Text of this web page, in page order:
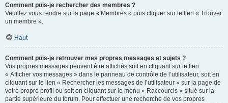
Comment puis-je rechercher des membres ?
Veuillez vous rendre sur la page « Membres » puis cliquer sur le lien « Trouver
un membre ».
Haut
Comment puis-je retrouver mes propres messages et sujets ?
Vos propres messages peuvent être affichés soit en cliquant sur le lien
« Afficher vos messages » dans le panneau de contrôle de l’utilisateur, soit en
cliquant sur le lien « Rechercher les messages de l’utilisateur » sur la page de
votre propre profil ou soit en cliquant sur le menu « Raccourcis » situé sur la
partie supérieure du forum. Pour effectuer une recherche de vos propres